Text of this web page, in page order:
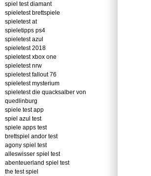
spiel test diamant
spieletest brettspiele
spieletest at
spieletipps ps4
spieletest azul
spieletest 2018
spieletest xbox one
spieletest nrw
spieletest fallout 76
spieletest mysterium
spieletest die quacksalber von
quedlinburg
spiele test app
spiel azul test
spiele apps test
brettspiel andor test
agony spiel test
alleswisser spiel test
abenteuerland spiel test
the test spiel